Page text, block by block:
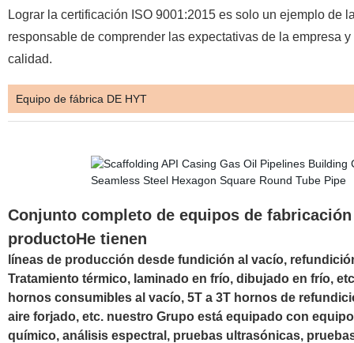
Lograr la certificación ISO 9001:2015 es solo un ejemplo de
responsable de comprender las expectativas de la empresa
calidad.
Equipo de fábrica DE HYT
Conjunto completo de equipos de
productoHe tienen
líneas de producción desde fundición al vacío,
Tratamiento térmico, laminado en frío, dibujado en frío,
hornos consumibles al vacío, 5T a 3T hornos de
aire forjado, etc.nuestro Grupo está equipado con
químico, análisis espectral, pruebas ultrasónicas,